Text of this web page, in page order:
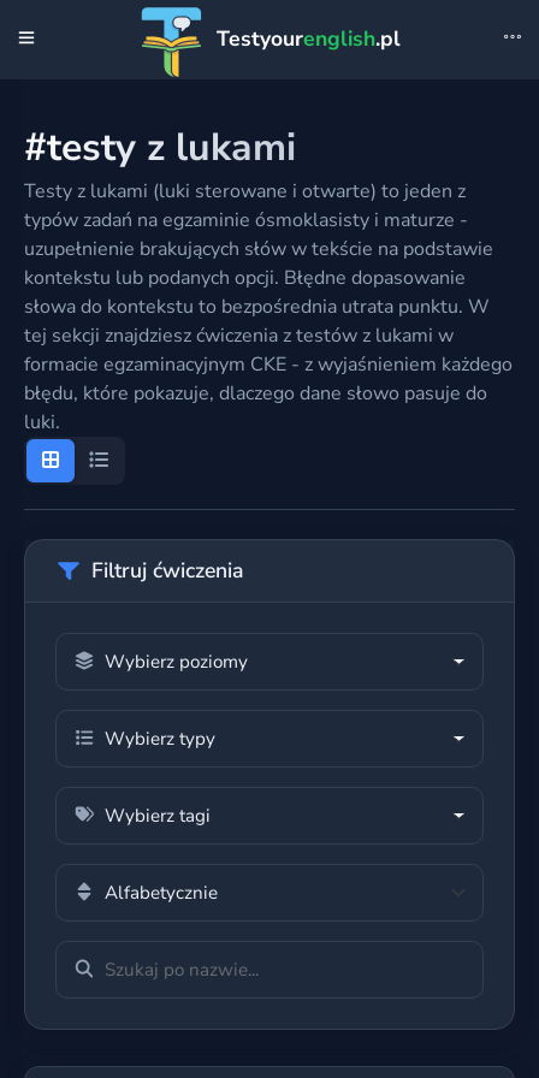
Testyourenglish.pl
#testy z lukami
Testy z lukami (luki sterowane i otwarte) to jeden z
typów zadań na egzaminie ósmoklasisty i maturze -
uzupełnienie brakujących słów w tekście na podstawie
kontekstu lub podanych opcji. Błędne dopasowanie
słowa do kontekstu to bezpośrednia utrata punktu. W
tej sekcji znajdziesz ćwiczenia z testów z lukami w
formacie egzaminacyjnym CKE - z wyjaśnieniem każdego
błędu, które pokazuje, dlaczego dane słowo pasuje do
luki.
Filtruj ćwiczenia
Wybierz poziomy
Wybierz typy
Wybierz tagi